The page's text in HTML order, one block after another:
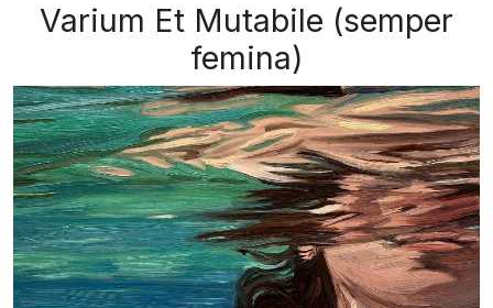
Varium Et Mutabile (semper
femina)